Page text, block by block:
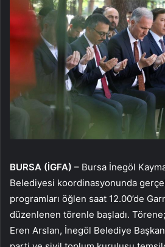
BURSA (İGFA) – Bursa İnegöl
Belediyesi koordinasyonunda
programları öğlen saat 12.00’de
düzenlenen törenle başladı.
Eren Arslan, İnegöl Belediye